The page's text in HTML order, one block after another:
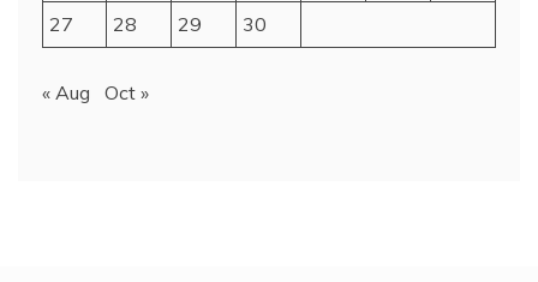
27
28 29 30
« Aug Oct »